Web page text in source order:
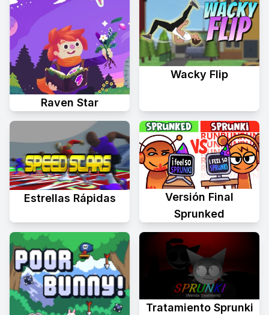
Raven Star
Wacky Flip
Estrellas Rápidas
Versión Final
Sprunked
Tratamiento Sprunki